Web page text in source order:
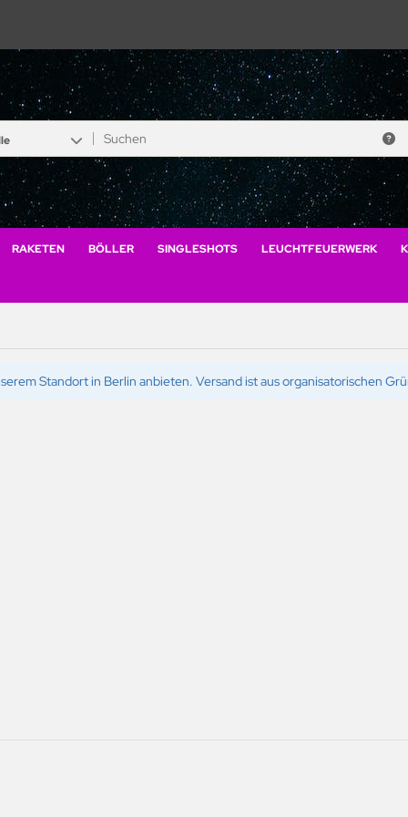
RAKETEN BÖLLER SINGLESHOTS LEUCHTFEUERWERK
Standort in Berlin anbieten. Versand ist aus organisatorischen